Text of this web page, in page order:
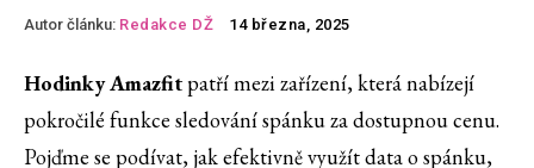
Autor článku: Redakce DŽ 14 března, 2025
Hodinky Amazfitpatří mezi zařízení, která nabízejí
pokročilé funkce sledování spánku za dostupnou cenu.
Pojďme se podívat, jak efektivně využít data o spánku,